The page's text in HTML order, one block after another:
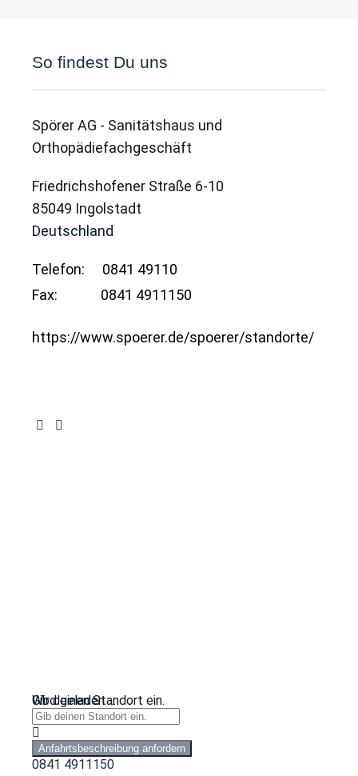
So findest Du uns
Spörer AG - Sanitätshaus und
Orthopädiefachgeschäft
Friedrichshofener Straße 6-10
85049 Ingolstadt
Deutschland
Telefon:
0841 49110
Fax:
0841 4911150
https://www.spoerer.de/spoerer/standorte/
Wird geladen …
Gib deinen Standort ein.
Anfahrtsbeschreibung anfordern
0841 4911150